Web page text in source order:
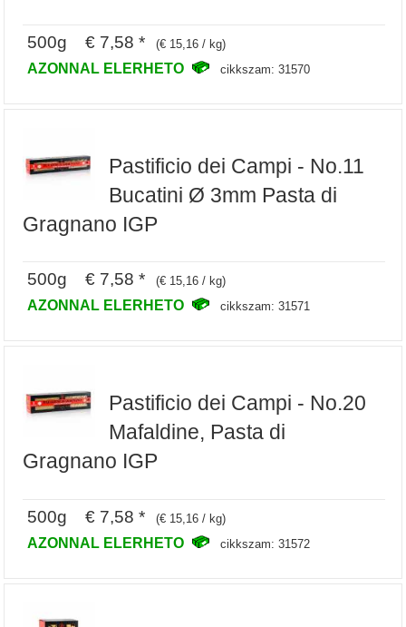
500g € 7,58 * (€ 15,16 / kg)
AZONNAL ELERHETO cikkszam: 31570
Pastificio dei Campi - No.11
Bucatini Ø 3mm Pasta di
Gragnano IGP
500g € 7,58 * (€ 15,16 / kg)
AZONNAL ELERHETO cikkszam: 31571
Pastificio dei Campi - No.20
Mafaldine, Pasta di
Gragnano IGP
500g € 7,58 * (€ 15,16 / kg)
AZONNAL ELERHETO cikkszam: 31572